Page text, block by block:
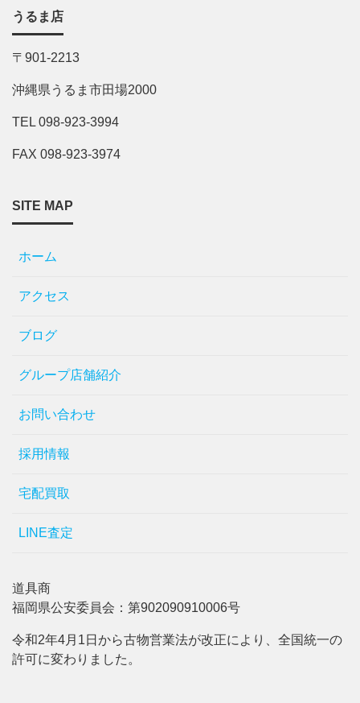
うるま店
〒901-2213
沖縄県うるま市田場2000
TEL 098-923-3994
FAX 098-923-3974
SITE MAP
ホーム
アクセス
ブログ
グループ店舗紹介
お問い合わせ
採用情報
宅配買取
LINE査定
道具商
福岡県公安委員会：第902090910006号
令和2年4月1日から古物営業法が改正により、全国統一の
許可に変わりました。